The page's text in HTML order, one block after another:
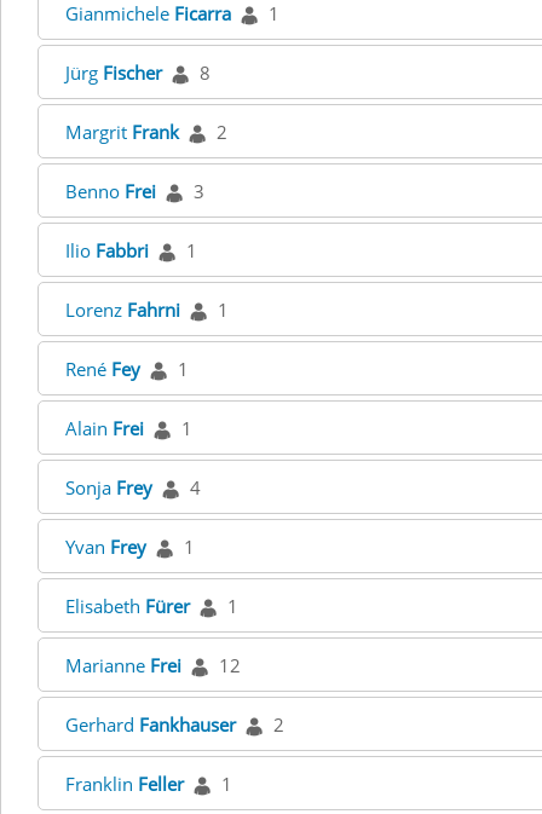
Gianmichele Ficarra 1
Jürg Fischer 8
Margrit Frank 2
Benno Frei 3
Ilio Fabbri 1
Lorenz Fahrni 1
René Fey 1
Alain Frei 1
Sonja Frey 4
Yvan Frey 1
Elisabeth Fürer 1
Marianne Frei 12
Gerhard Fankhauser 2
Franklin Feller 1